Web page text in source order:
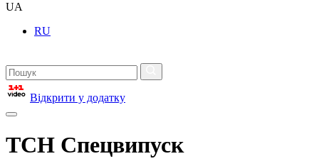
UA
RU
Відкрити у додатку
ТСН Спецвипуск